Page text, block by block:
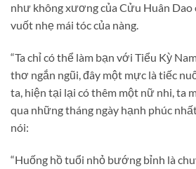
như không xương của Cửu Huân Dao
vuốt nhẹ mái tóc của nàng.
“Ta chỉ có thể làm bạn với Tiểu Kỳ
thơ ngắn ngũi, đây một mực là tiếc
ta, hiện tại lại có thêm một nữ nhi, ta
qua những tháng ngày hạnh phúc
nói:
“Huống hồ tuổi nhỏ bướng bỉnh là